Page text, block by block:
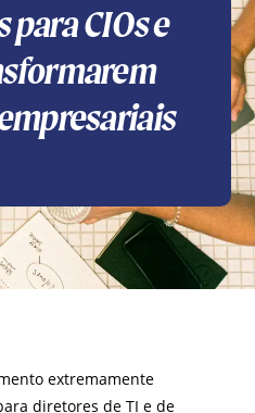
CIOs e
extremamente
diretores de TI e de